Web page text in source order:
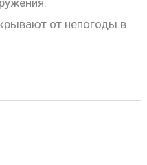
от непогоды в